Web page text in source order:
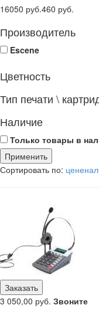
16050 руб.460 руб.
Производитель
Escene
Цветность
Тип печати \
Наличие
Только товары в
Сортировать по: цене
Заказать
3 050,00 руб. Звоните